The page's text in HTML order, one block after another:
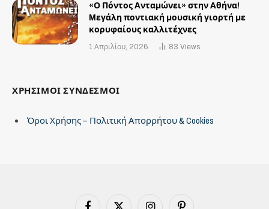
«Ο Πόντος Ανταμώνει» στην Αθήνα!
Mεγάλη ποντιακή μουσική γιορτή με
κορυφαίους καλλιτέχνες
1 Απριλίου, 2026 83 Views
ΧΡΗΣΙΜΟΙ ΣΥΝΔΕΣΜΟΙ
Όροι Χρήσης – Πολιτική Απορρήτου & Cookies